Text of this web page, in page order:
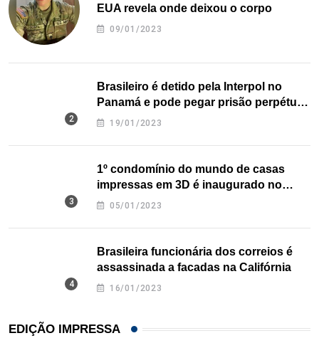
EUA revela onde deixou o corpo
09/01/2023
Brasileiro é detido pela Interpol no
Panamá e pode pegar prisão perpétua
nos EUA
19/01/2023
1º condomínio do mundo de casas
impressas em 3D é inaugurado no
Texas
05/01/2023
Brasileira funcionária dos correios é
assassinada a facadas na Califórnia
16/01/2023
EDIÇÃO IMPRESSA